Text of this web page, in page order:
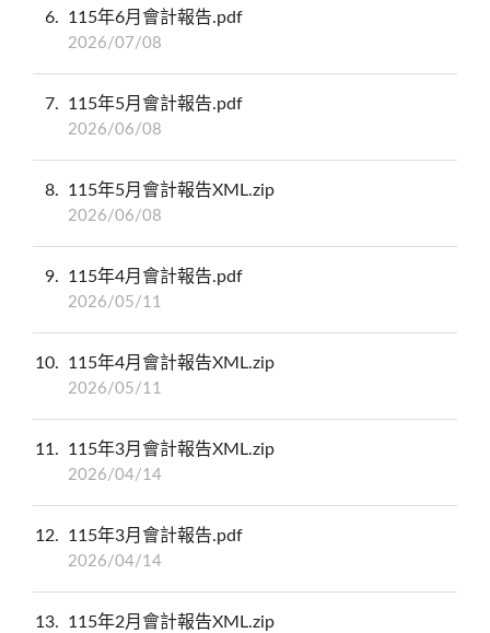
6 115年6月會計報告.pdf
2026/07/08
7 115年5月會計報告.pdf
2026/06/08
8 115年5月會計報告XML.zip
2026/06/08
9 115年4月會計報告.pdf
2026/05/11
10 115年4月會計報告XML.zip
2026/05/11
11 115年3月會計報告XML.zip
2026/04/14
12 115年3月會計報告.pdf
2026/04/14
13 115年2月會計報告XML.zip